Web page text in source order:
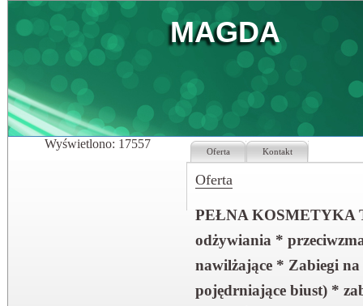
MAGDA
Wyświetlono: 17557
Oferta Kontakt
Oferta
PEŁNA KOSMETYKA
odżywiania *
nawilżające * Zabiegi
pojędrniające biust) *